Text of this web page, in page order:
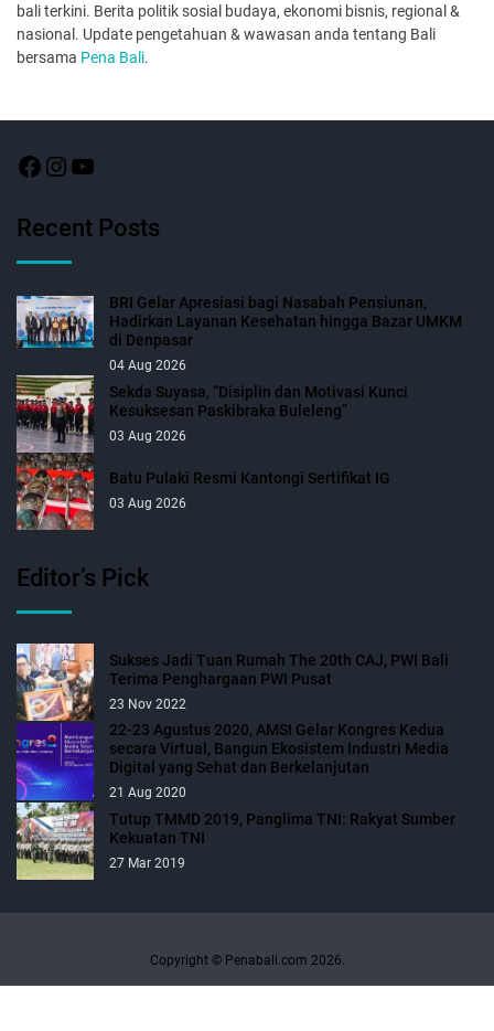
bali terkini. Berita politik sosial budaya, ekonomi bisnis, regional &
nasional. Update pengetahuan & wawasan anda tentang Bali
bersama Pena Bali.
Recent Posts
BRI Gelar Apresiasi bagi Nasabah Pensiunan,
Hadirkan Layanan Kesehatan hingga Bazar UMKM
di Denpasar
04 Aug 2026
Sekda Suyasa, “Disiplin dan Motivasi Kunci
Kesuksesan Paskibraka Buleleng”
03 Aug 2026
Batu Pulaki Resmi Kantongi Sertifikat IG
03 Aug 2026
Editor’s Pick
Sukses Jadi Tuan Rumah The 20th CAJ, PWI Bali
Terima Penghargaan PWI Pusat
23 Nov 2022
22-23 Agustus 2020, AMSI Gelar Kongres Kedua
secara Virtual, Bangun Ekosistem Industri Media
Digital yang Sehat dan Berkelanjutan
21 Aug 2020
Tutup TMMD 2019, Panglima TNI: Rakyat Sumber
Kekuatan TNI
27 Mar 2019
Copyright © Penabali.com 2026.